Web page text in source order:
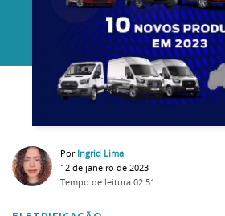
Copiloto
Ford
Oficina
Primeiro Carro
Por Ingrid Lima
12 de janeiro de 2023
Tempo de leitura 02:51